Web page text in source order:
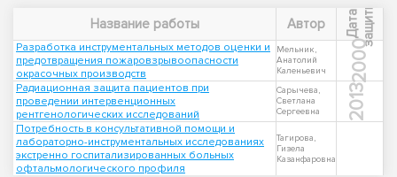
Название работы Автор Д
а
т
а
з
а
щ
и
т ы
Разработка инструментальных методов оценки и
предотвращения пожаровзрывоопасности
окрасочных производств
Мельник,
Анатолий
Каленьевич
2000
Радиационная защита пациентов при
проведении интервенционных
рентгенологических исследований
Сарычева,
Светлана
Сергеевна
2013
Потребность в консультативной помощи и
лабораторно-инструментальных исследованиях
экстренно госпитализированных больных
офтальмологического профиля
Тагирова,
Гизела
Казанфаровна